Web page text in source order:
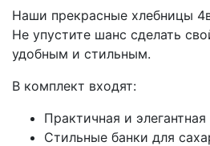
Наши прекрасные хлебницы
Не упустите шанс сделать
удобным и стильным.
В комплект входят:
Практичная и
Стильные банки для